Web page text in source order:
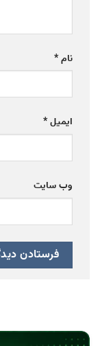
نام*
ایمیل*
وب‌ سایت